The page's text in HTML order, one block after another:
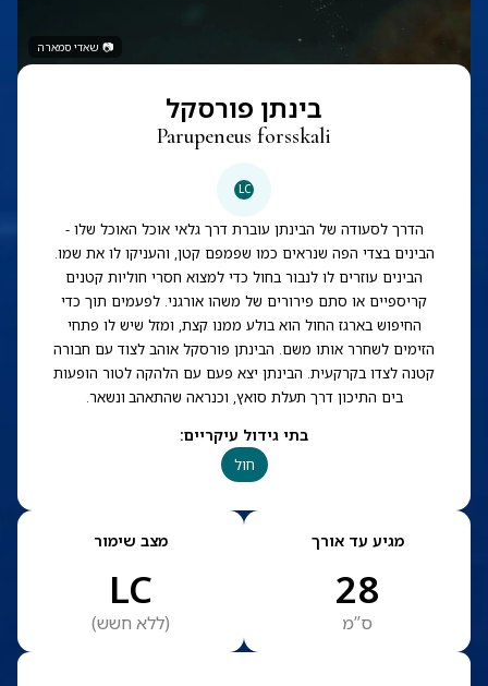
📷 שאדי סמארה
בינתן פורסקל
Parupeneus forsskali
LC
הדרך לסעודה של הבינתן עוברת דרך גלאי אוכל האוכל שלו -
הבינים בצדי הפה שנראים כמו שפמפם קטן, והעניקו לו את שמו.
הבינים עוזרים לו לנבור בחול כדי למצוא חסרי חוליות קטנים
קריספיים או סתם פירורים של משהו אורגני. לפעמים תוך כדי
החיפוש בארגז החול הוא בולע ממנו קצת, ומזל שיש לו פתחי
הזימים לשחרר אותו משם. הבינתן פורסקל אוהב לצוד עם חבורה
קטנה לצדו בקרקעית. הבינתן יצא פעם עם הלהקה לטור הופעות
בים התיכון דרך תעלת סואץ, וכנראה שהתאהב ונשאר.
בתי גידול עיקריים:
חול
מגיע עד אורך
28
ס”מ
מצב שימור
LC
(ללא חשש)